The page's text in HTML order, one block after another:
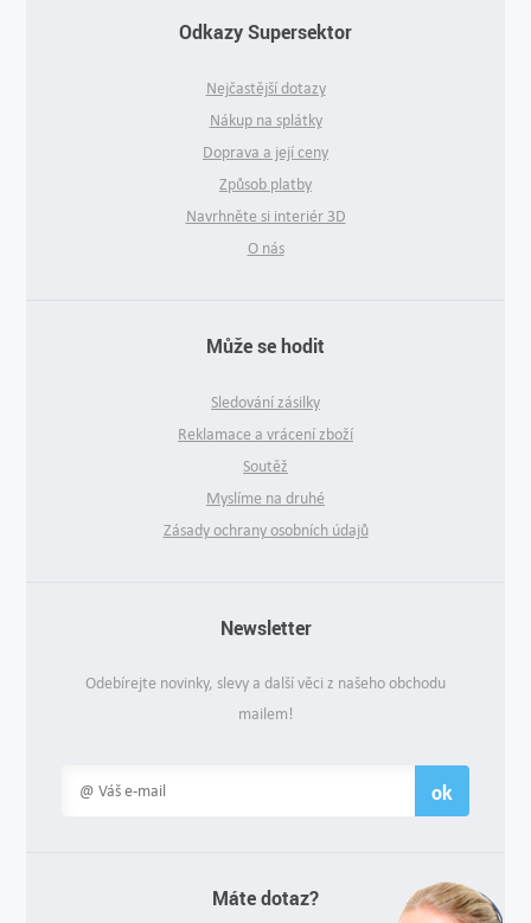
Odkazy Supersektor
Nejčastější dotazy
Nákup na splátky
Doprava a její ceny
Způsob platby
Navrhněte si interiér 3D
O nás
Může se hodit
Sledování zásilky
Reklamace a vrácení zboží
Soutěž
Myslíme na druhé
Zásady ochrany osobních údajů
Newsletter
Odebírejte novinky, slevy a další věci z našeho obchodu
mailem!
ok
Máte dotaz?